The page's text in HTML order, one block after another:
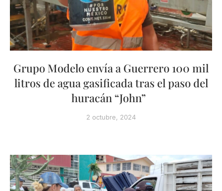
Grupo Modelo envía a Guerrero 100 mil
litros de agua gasificada tras el paso del
huracán “John”
2 octubre, 2024